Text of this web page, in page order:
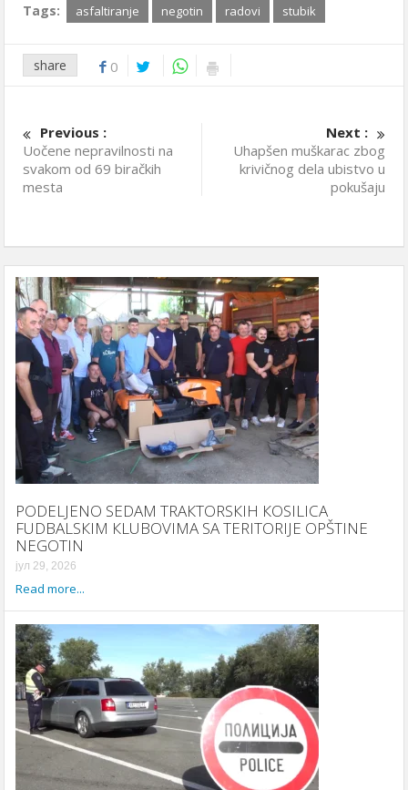
Tags: asfaltiranje negotin radovi stubik
share 0
Previous :
Uočene nepravilnosti na
svakom od 69 biračkih
mesta
Next :
Uhapšen muškarac zbog
krivičnog dela ubistvo u
pokušaju
PODELJENO SEDAM TRAКTORSКIH КOSILICA
FUDBALSКIM КLUBOVIMA SA TERITORIJE OPŠTINE
NEGOTIN
јул 29, 2026
Read more...